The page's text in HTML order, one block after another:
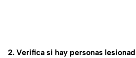
2. Verifica si hay personas